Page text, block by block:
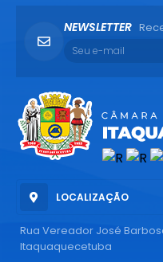
LOCALIZAÇÃO
Rua Vereador José
Itaquaquecetuba
NEWSLETTER